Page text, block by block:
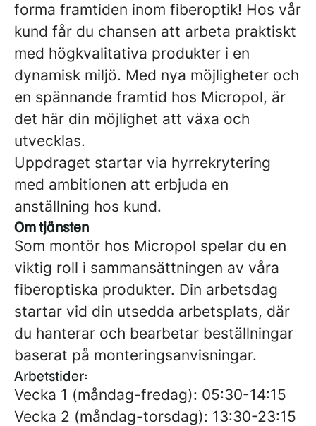
forma framtiden inom fiberoptik! Hos vår
kund får du chansen att arbeta praktiskt
med högkvalitativa produkter i en
dynamisk miljö. Med nya möjligheter och
en spännande framtid hos Micropol, är
det här din möjlighet att växa och
utvecklas.
Uppdraget startar via hyrrekrytering
med ambitionen att erbjuda en
anställning hos kund.
Om tjänsten
Som montör hos Micropol spelar du en
viktig roll i sammansättningen av våra
fiberoptiska produkter. Din arbetsdag
startar vid din utsedda arbetsplats, där
du hanterar och bearbetar beställningar
baserat på monteringsanvisningar.
Arbetstider:
Vecka 1 (måndag-fredag): 05:30-14:15
Vecka 2 (måndag-torsdag): 13:30-23:15